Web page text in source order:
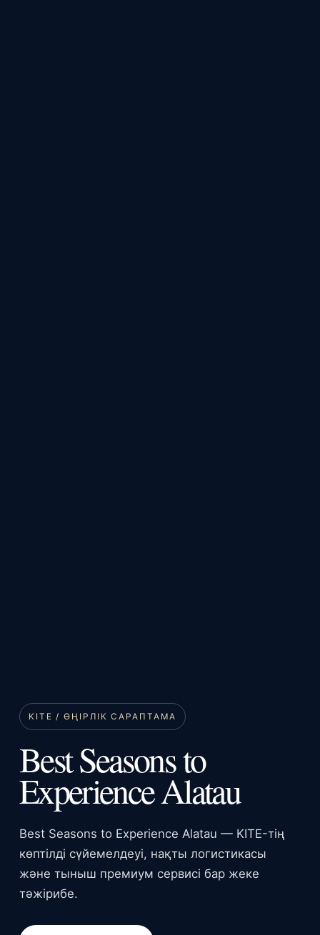
KITE / ӨҢІРЛІК САРАПТАМА
Best Seasons to
Experience Alatau
Best Seasons to Experience Alatau — KITE-тің
көптілді сүйемелдеуі, нақты логистикасы
және тыныш премиум сервисі бар жеке
тәжірибе.